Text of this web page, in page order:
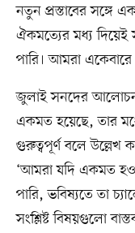
নতুন প্রস্তাবের সঙ্গে
ঐকমত্যের মধ্য দিয়েই
পারি। আমরা একেবারে
জুলাই সনদের
একমত হয়েছে, তার
গুরুত্বপূর্ণ বলে
‘আমরা যদি একমত
পারি, ভবিষ্যতে তা
সংশ্লিষ্ট বিষয়গুলো